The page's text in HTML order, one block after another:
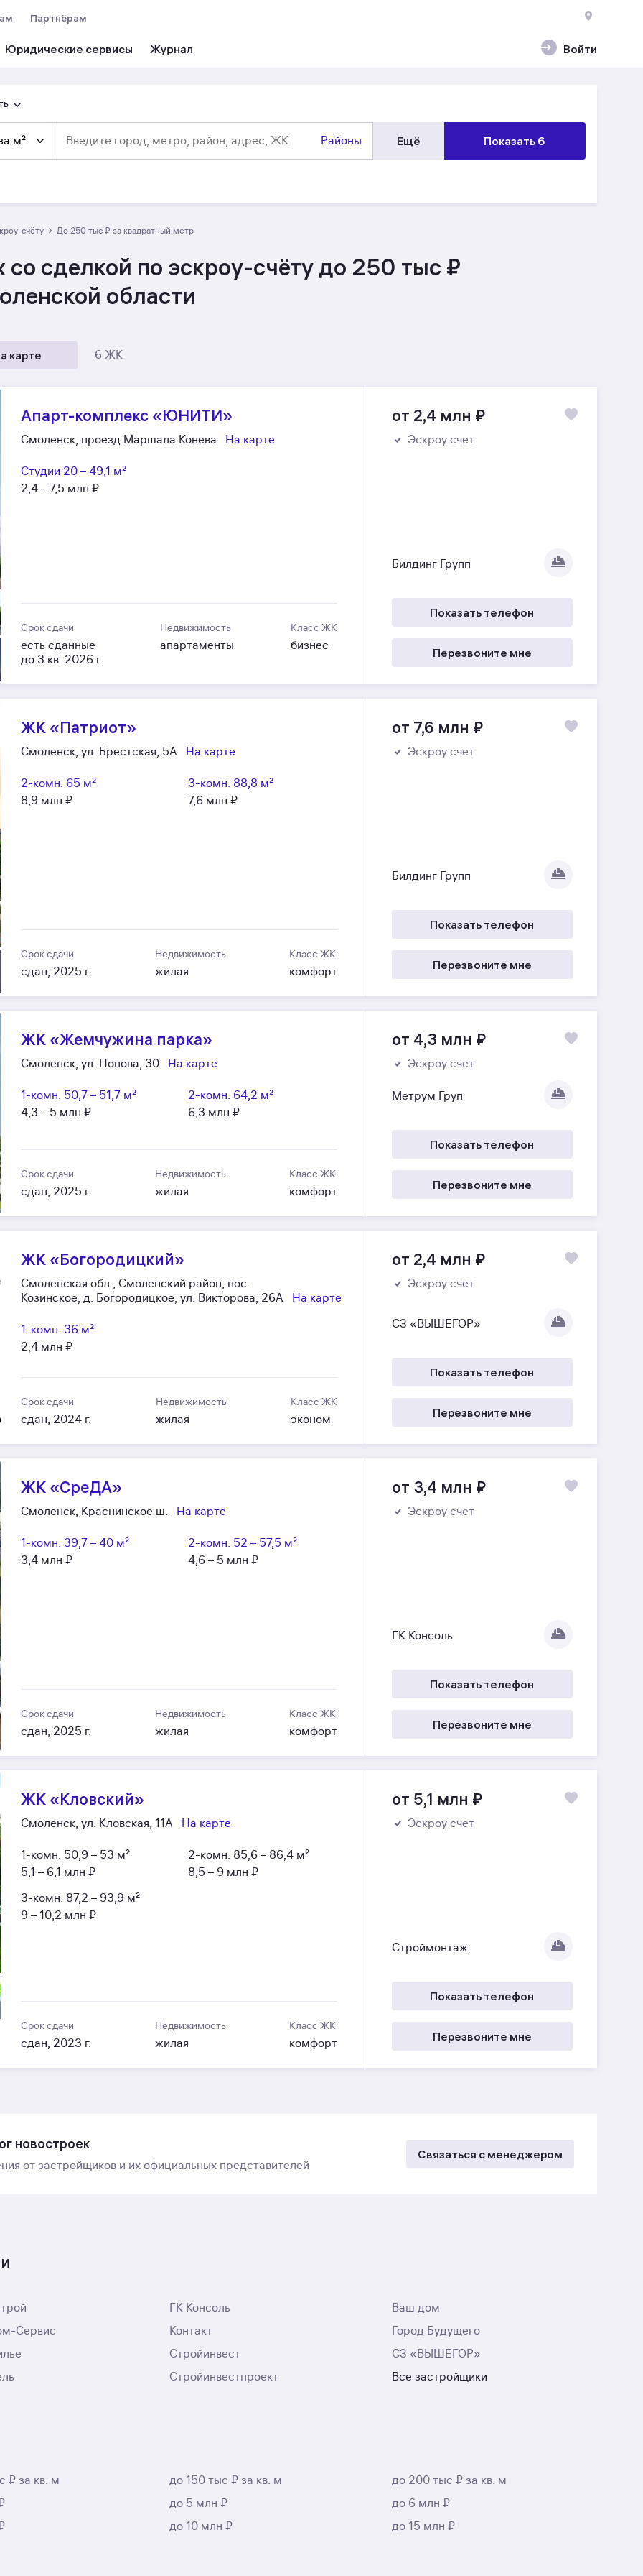
Войти
Юридические сервисы
Партнёрам
м² Районы Ещё Показать 6
счёту › до 250 тыс ₽ за квадратный метр
сделкой по эскроу-счёту до 250 тыс ₽
области
карте 6 ЖК
Апарт-комплекс «ЮНИТИ»
Смоленск, проезд Маршала Конева На карте
Студии 20 – 49,1 м²
2,4 – 7,5 млн ₽
Срок сдачи
есть сданные
до 3 кв. 2026 г.
Недвижимость
апартаменты
Класс ЖК
бизнес
от 2,4 млн ₽
Эскроу счет
Билдинг Групп
Показать телефон
Перезвоните мне
ЖК «Патриот»
Смоленск, ул. Брестская, 5А На карте
2-комн. 65 м²
8,9 млн ₽
3-комн. 88,8 м²
7,6 млн ₽
Срок сдачи
сдан, 2025 г.
Недвижимость
жилая
Класс ЖК
комфорт
от 7,6 млн ₽
Эскроу счет
Билдинг Групп
Показать телефон
Перезвоните мне
ЖК «Жемчужина парка»
Смоленск, ул. Попова, 30 На карте
1-комн. 50,7 – 51,7 м²
4,3 – 5 млн ₽
2-комн. 64,2 м²
6,3 млн ₽
Срок сдачи
сдан, 2025 г.
Недвижимость
жилая
Класс ЖК
комфорт
от 4,3 млн ₽
Эскроу счет
Метрум Груп
Показать телефон
Перезвоните мне
ЖК «Богородицкий»
Смоленская обл., Смоленский район, пос.
Козинское, д. Богородицкое, ул. Викторова, 26А
На карте
1-комн. 36 м²
2,4 млн ₽
Срок сдачи
сдан, 2024 г.
Недвижимость
жилая
Класс ЖК
эконом
от 2,4 млн ₽
Эскроу счет
СЗ «ВЫШЕГОР»
Показать телефон
Перезвоните мне
ЖК «СреДА»
Смоленск, Краснинское ш. На карте
1-комн. 39,7 – 40 м²
3,4 млн ₽
2-комн. 52 – 57,5 м²
4,6 – 5 млн ₽
Срок сдачи
сдан, 2025 г.
Недвижимость
жилая
Класс ЖК
комфорт
от 3,4 млн ₽
Эскроу счет
ГК Консоль
Показать телефон
Перезвоните мне
ЖК «Кловский»
Смоленск, ул. Кловская, 11А На карте
1-комн. 50,9 – 53 м²
5,1 – 6,1 млн ₽
2-комн. 85,6 – 86,4 м²
8,5 – 9 млн ₽
3-комн. 87,2 – 93,9 м²
9 – 10,2 млн ₽
Срок сдачи
сдан, 2023 г.
Недвижимость
жилая
Класс ЖК
комфорт
от 5,1 млн ₽
Эскроу счет
Строймонтаж
Показать телефон
Перезвоните мне
новостроек
от застройщиков и их официальных представителей
Связаться с менеджером
ГК Консоль
Ваш дом
Сервис
Контакт
Город Будущего
Стройинвест
СЗ «ВЫШЕГОР»
Стройинвестпроект Все застройщики
₽ за кв. м до 150 тыс ₽ за кв. м
до 200 тыс ₽ за кв. м
до 5 млн ₽
до 6 млн ₽
до 10 млн ₽ до 15 млн ₽